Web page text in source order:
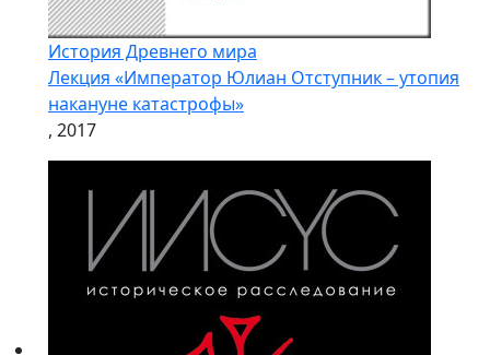
История Древнего мира
Лекция «Император Юлиан Отступник – утопия
накануне катастрофы»
, 2017